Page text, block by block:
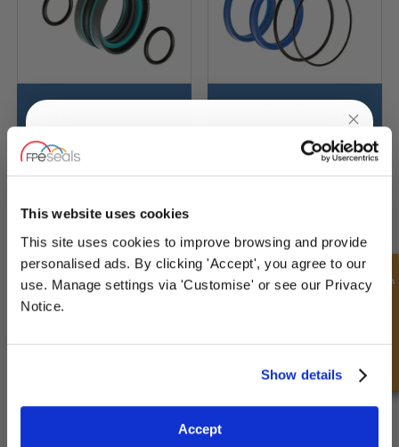
This website uses cookies
This site uses cookies to improve browsing and provide
personalised ads. By clicking 'Accept', you agree to our
use. Manage settings via 'Customise' or see our Privacy
Notice.
Show details
Accept
Hochgeschwindigkeitskolbendichtungssatz
Imperial
Schnellanfrage
UNLOCK10% OFF
YOURFIRST ORDER
Sign up for special offers and exclusive
deals
By entering your email address you are agreeing to our